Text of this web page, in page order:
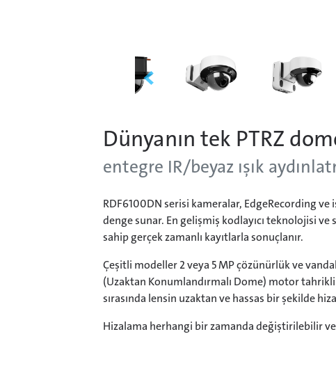
Dünyanın tek PTRZ
entegre IR/beyaz ışık
RDF6100DN serisi kameralar, EdgeRecording
denge sunar. En gelişmiş kodlayıcı teknolojisi
sahip gerçek zamanlı kayıtlarla sonuçlanır.
Çeşitli modeller 2 veya 5 MP çözünürlük ve
(Uzaktan Konumlandırmalı Dome) motor
sırasında lensin uzaktan ve hassas bir şekilde
Hizalama herhangi bir zamanda değiştirilebilir